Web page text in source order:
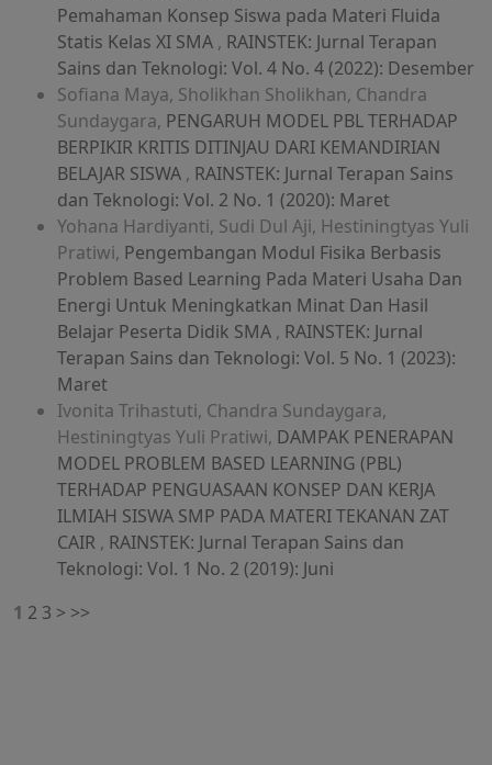
Pemahaman Konsep Siswa pada Materi Fluida
Statis Kelas XI SMA , RAINSTEK: Jurnal Terapan
Sains dan Teknologi: Vol. 4 No. 4 (2022): Desember
Sofiana Maya, Sholikhan Sholikhan, Chandra
Sundaygara, PENGARUH MODEL PBL TERHADAP
BERPIKIR KRITIS DITINJAU DARI KEMANDIRIAN
BELAJAR SISWA , RAINSTEK: Jurnal Terapan Sains
dan Teknologi: Vol. 2 No. 1 (2020): Maret
Yohana Hardiyanti, Sudi Dul Aji, Hestiningtyas Yuli
Pratiwi, Pengembangan Modul Fisika Berbasis
Problem Based Learning Pada Materi Usaha Dan
Energi Untuk Meningkatkan Minat Dan Hasil
Belajar Peserta Didik SMA , RAINSTEK: Jurnal
Terapan Sains dan Teknologi: Vol. 5 No. 1 (2023):
Maret
Ivonita Trihastuti, Chandra Sundaygara,
Hestiningtyas Yuli Pratiwi, DAMPAK PENERAPAN
MODEL PROBLEM BASED LEARNING (PBL)
TERHADAP PENGUASAAN KONSEP DAN KERJA
ILMIAH SISWA SMP PADA MATERI TEKANAN ZAT
CAIR , RAINSTEK: Jurnal Terapan Sains dan
Teknologi: Vol. 1 No. 2 (2019): Juni
1 2 3 > >>